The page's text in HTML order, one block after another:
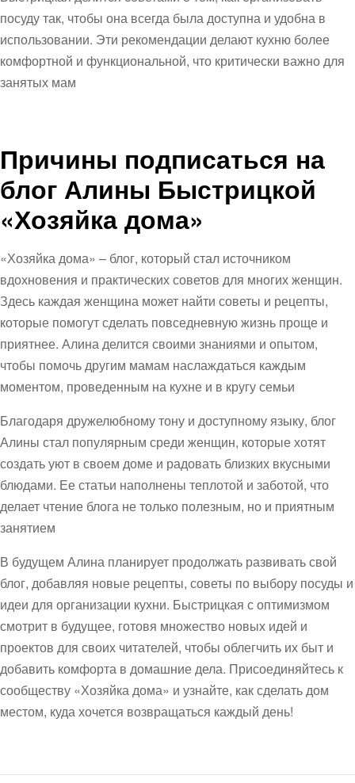
посуду так, чтобы она всегда была доступна и удобна в
использовании. Эти рекомендации делают кухню более
комфортной и функциональной, что критически важно для
занятых мам
Причины подписаться на
блог Алины Быстрицкой
«Хозяйка дома»
«Хозяйка дома» – блог, который стал источником
вдохновения и практических советов для многих женщин.
Здесь каждая женщина может найти советы и рецепты,
которые помогут сделать повседневную жизнь проще и
приятнее. Алина делится своими знаниями и опытом,
чтобы помочь другим мамам наслаждаться каждым
моментом, проведенным на кухне и в кругу семьи
Благодаря дружелюбному тону и доступному языку, блог
Алины стал популярным среди женщин, которые хотят
создать уют в своем доме и радовать близких вкусными
блюдами. Ее статьи наполнены теплотой и заботой, что
делает чтение блога не только полезным, но и приятным
занятием
В будущем Алина планирует продолжать развивать свой
блог, добавляя новые рецепты, советы по выбору посуды и
идеи для организации кухни. Быстрицкая с оптимизмом
смотрит в будущее, готовя множество новых идей и
проектов для своих читателей, чтобы облегчить их быт и
добавить комфорта в домашние дела. Присоединяйтесь к
сообществу «Хозяйка дома» и узнайте, как сделать дом
местом, куда хочется возвращаться каждый день!